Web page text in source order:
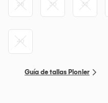
28 30 32
40
Guía de tallas Pionier